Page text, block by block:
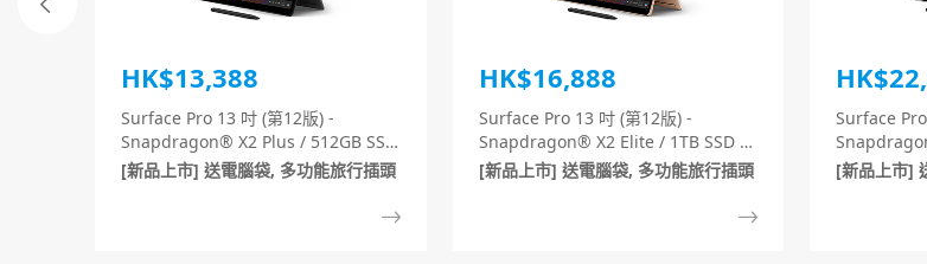
HK$13,388
Surface Pro 13 吋 (第12版) -
Snapdragon® X2 Plus / 512GB SSD
/ 16GB RAM (黑色)
[新品上市] 送電腦袋, 多功能旅行插頭
HK$16,888
Surface Pro 13 吋 (第12版) -
Snapdragon® X2 Elite / 1TB SSD /
16GB RAM (沙棕色)
[新品上市] 送電腦袋, 多功能旅行插頭
Surface
32GB RAM
[新品上市]